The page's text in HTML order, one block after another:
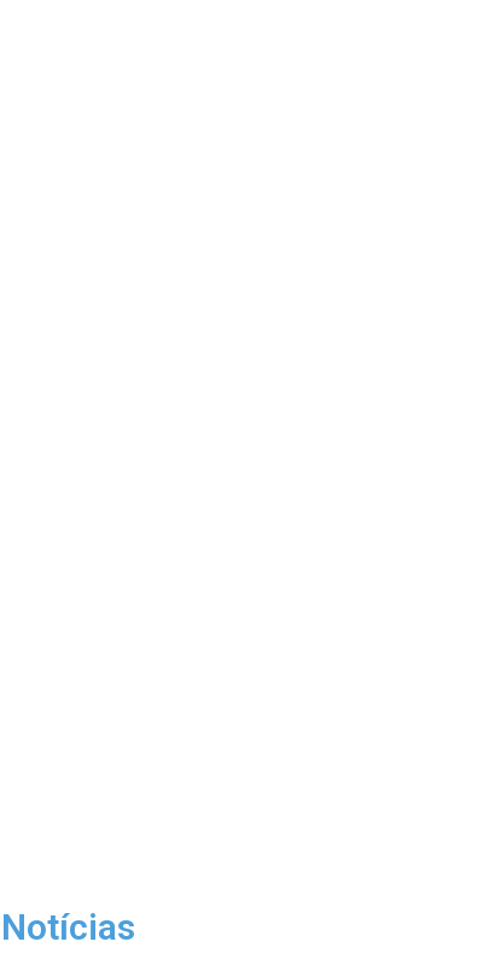
Notícias